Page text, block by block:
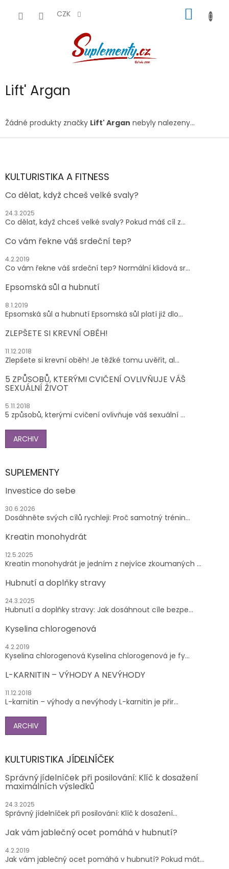
CZK
KOŠÍK
Lift' Argan
Žádné produkty značky Lift' Argan nebyly nalezeny...
Z
aKULTURISTIKA A FITNESS
Co dělat, když chceš velké svaly?
24.3.2025
Co dělat, když chceš velké svaly? Pokud máš cíl z...
Co vám řekne váš srdeční tep?
4.2.2019
Co vám řekne váš srdeční tep? Normální klidová sr...
Epsomská sůl a hubnutí
8.1.2019
Epsomská sůl a hubnutí Epsomská sůl platí již dlo...
ZLEPŠETE SI KREVNÍ OBĚH!
11.12.2018
Zlepšete si krevní oběh! Je těžké tomu uvěřit, al...
5 ZPŮSOBŮ, KTERÝMI CVIČENÍ OVLIVŇUJE VÁŠ
SEXUÁLNÍ ŽIVOT
5.11.2018
5 způsobů, kterými cvičení ovlivňuje váš sexuální ...
ARCHIV
SUPLEMENTY
Investice do sebe
30.6.2026
Dosáhněte svých cílů rychleji: Proč samotný trénin...
Kreatin monohydrát
12.5.2025
Kreatin monohydrát je jedním z nejvíce zkoumaných ...
Hubnutí a doplňky stravy
24.3.2025
Hubnutí a doplňky stravy: Jak dosáhnout cíle bezpe...
Kyselina chlorogenová
4.2.2019
Kyselina chlorogenová Kyselina chlorogenová je fy...
L-KARNITIN – VÝHODY A NEVÝHODY
11.12.2018
L-karnitin – výhody a nevýhody L-karnitin je přir...
ARCHIV
KULTURISTIKA JÍDELNÍČEK
Správný jídelníček při posilování: Klíč k dosažení
maximálních výsledků
24.3.2025
Správný jídelníček při posilování: Klíč k dosažení...
Jak vám jablečný ocet pomáhá v hubnutí?
4.2.2019
Jak vám jablečný ocet pomáhá v hubnutí? Pokud mát...